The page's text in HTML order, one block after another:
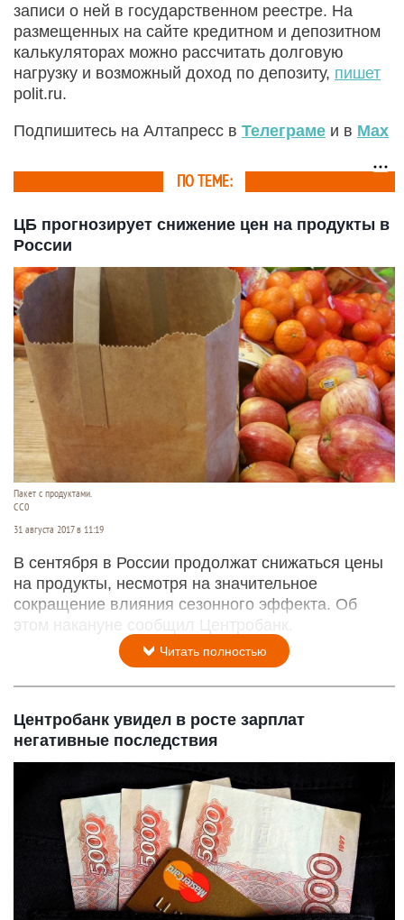
записи о ней в государственном реестре. На
размещенных на сайте кредитном и депозитном
калькуляторах можно рассчитать долговую
нагрузку и возможный доход по депозиту, пишет
polit.ru.
Подпишитесь на Алтапресс в Телеграме и в Max
ПО ТЕМЕ:
ЦБ прогнозирует снижение цен на продукты в
России
Пакет с продуктами.
CC0
31 августа 2017 в 11:19
В сентября в России продолжат снижаться цены
на продукты, несмотря на значительное
сокращение влияния сезонного эффекта. Об
этом накануне сообщил Центробанк.
Читать полностью
Центробанк увидел в росте зарплат
негативные последствия